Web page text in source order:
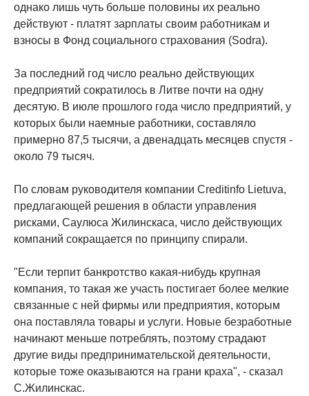
однако лишь чуть больше половины их реально
действуют - платят зарплаты своим работникам и
взносы в Фонд социального страхования (Sodra).
За последний год число реально действующих
предприятий сократилось в Литве почти на одну
десятую. В июле прошлого года число предприятий, у
которых были наемные работники, составляло
примерно 87,5 тысячи, а двенадцать месяцев спустя -
около 79 тысяч.
По словам руководителя компании Creditinfo Lietuva,
предлагающей решения в области управления
рисками, Саулюса Жилинскаса, число действующих
компаний сокращается по принципу спирали.
"Если терпит банкротство какая-нибудь крупная
компания, то такая же участь постигает более мелкие
связанные с ней фирмы или предприятия, которым
она поставляла товары и услуги. Новые безработные
начинают меньше потреблять, поэтому страдают
другие виды предпринимательской деятельности,
которые тоже оказываются на грани краха", - сказал
С.Жилинскас.